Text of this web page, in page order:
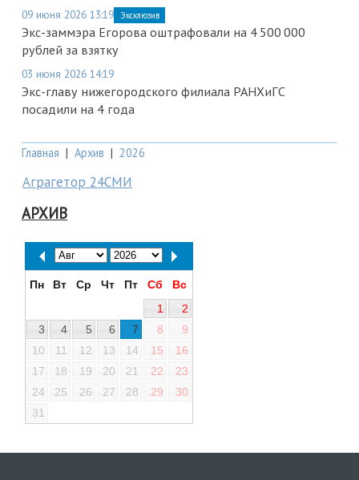
09 июня 2026 13:19 Эксклюзив
Экс-заммэра Егорова оштрафовали на 4 500 000
рублей за взятку
03 июня 2026 14:19
Экс-главу нижегородского филиала РАНХиГС
посадили на 4 года
Главная | Архив | 2026
Аграгетор 24СМИ
АРХИВ
Пн Вт Ср Чт Пт Сб
Вс
1
2
3
4 5 6 7 8
9
10
11 12 13 14 15
16
17
18 19 20 21 22
23
24
25 26 27 28 29
30
31